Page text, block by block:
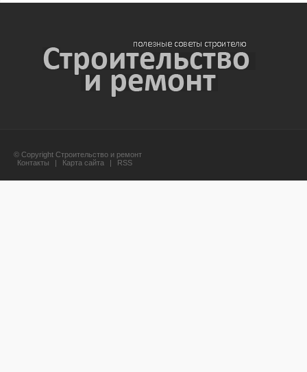
© Copyright Строительство и ремонт
Контакты
| Карта сайта | RSS